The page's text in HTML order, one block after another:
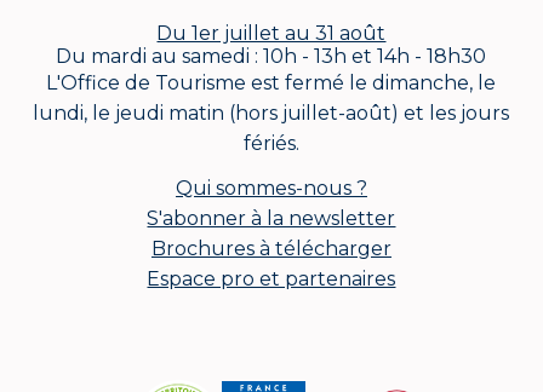
Du 1er juillet au 31 août
Du mardi au samedi : 10h - 13h et 14h - 18h30
L'Office de Tourisme est fermé le dimanche, le
lundi, le jeudi matin (hors juillet-août) et les jours
fériés.
Qui sommes-nous ?
S'abonner à la newsletter
Brochures à télécharger
Espace pro et partenaires